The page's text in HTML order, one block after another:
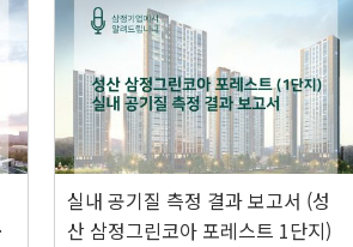
실내 공기질 측정 결과 보고서 (성
산 삼정그린코아 포레스트 1단지)